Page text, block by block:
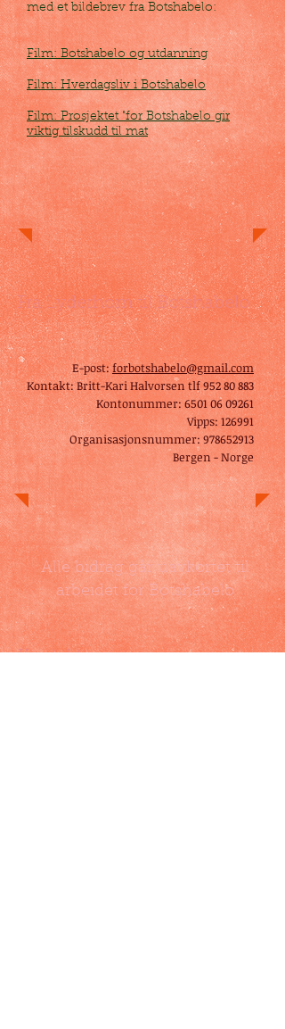
med et bildebrev fra Botshabelo:
Film: Botshabelo og utdanning
Film: Hverdagsliv i Botshabelo
Film: Prosjektet "for Botshabelo gir
viktig tilskudd til mat
Fra Lyderhorn til Botshabelo
E-post:forbotshabelo@gmail.com
Kontakt: Britt-Kari Halvorsen tlf952 80 883
Kontonummer: 6501 06 09261
Vipps: 126991
Organisasjonsnummer: 978652913
Bergen - Norge
Alle bidrag går uavkortet til
arbeidet for Botshabelo
Kontakt oss